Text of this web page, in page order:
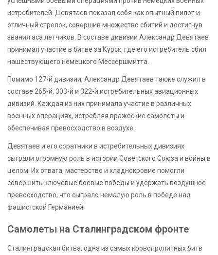
истребителей. Девятаев показал себя как опытный пилот и
отличный стрелок, совершив множество сбитий и достигнув
звания аса летчиков. В составе дивизии Александр Девятаев
принимал участие в битве за Курск, где его истребитель сбил
нашествующего немецкого Мессершмитта.
Помимо 127-й дивизии, Александр Девятаев также служил в
составе 265-й, 303-й и 322-й истребительных авиационных
дивизий. Каждая из них принимала участие в различных
военных операциях, истребляя вражеские самолеты и
обеспечивая превосходство в воздухе.
Девятаев и его соратники в истребительных дивизиях
сыграли огромную роль в истории Советского Союза и войны в
целом. Их отвага, мастерство и хладнокровие помогли
совершить ключевые боевые победы и удержать воздушное
превосходство, что сыграло немалую роль в победе над
фашистской Германией.
Самолеты на Сталинградском фронте
Сталинградская битва, одна из самых кровопролитных битв